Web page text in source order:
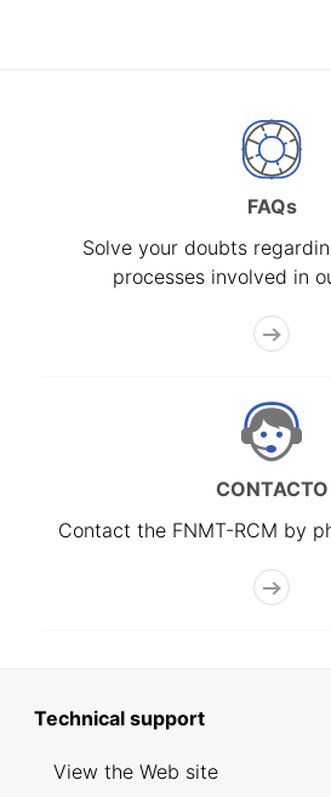
FAQs
Solve your doubts
processes involved in
CONTACTO
Contact the FNMT-RCM by
Technical support
View the Web site